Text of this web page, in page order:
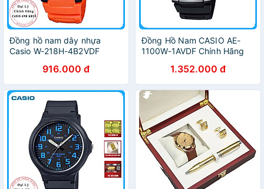
Đồng hồ nam dây nhựa
Casio W-218H-4B2VDF
916.000 đ
Đồng Hồ Nam CASIO AE-
1100W-1AVDF Chính Hãng
1.352.000 đ